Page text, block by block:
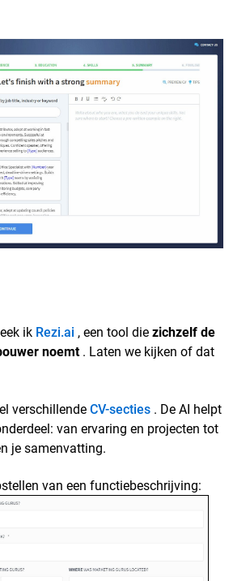
ik Rezi.ai , een tool diezichzelf de
noemt. Laten we kijken of dat
verschillendeCV-secties . De AI helpt
van ervaring en projecten tot
je samenvatting.
van een functiebeschrijving: